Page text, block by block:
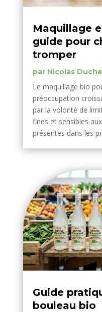
Maquillage
guide pour
tromper
par Nicolas
Le maquillage bio
préoccupation
par la volonté de
fines et sensibles
présentes dans les
Guide
bouleau bio